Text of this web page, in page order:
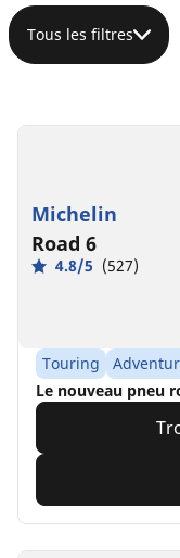
Tous les filtres
Michelin
Road 6
4.8/5 (527)
Touring
Le nouveau pneu